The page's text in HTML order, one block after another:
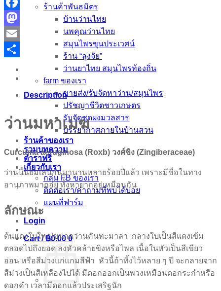
ร้านค้าพันธมิตร
บ้านว่านไทย
นพคุณว่านไทย
สมุนไพรขุนประเวศน์
ร้าน “ลุงจัย”
ว่านยาไทย สมุนไพรท้องถิ่น
farm ของเรา
ขายส่ง/รับจัดหาว่าน/สมุนไพร
ปรัชญาชีวิตชาวเกษตร
รับจัดชุดผงมวลสาร
บรรยากาศภายในบ้านสวน
ร้านค้าของเรา
รวมบทความ
ตำราฟรี
เกี่ยวกับเรา
กลุ่ม FB ของเรา
ติดต่อเรา/คำถามที่พบได้บ่อย
แผนที่ฟาร์ม
Login
Cart /฿0.00 0
Facebook
Mastodon
Email
Description
ว่านมหาเมฆ
Curcuma aeruginosa (Roxb) วงศ์ขิง (Zingiberaceae)
ว่านนี้นิยมเล่นกันมานานหลายร้อยปีแล้ว เพราะมีชื่อในทาง
อานุภาพมากอยู่ ทั้งหายากอยู่เหมือนกัน
ลักษณะ
ต้นแดงใบใหญ่ขนาดว่านคันทะมาลา กลางใบเป็นสีแดงเข้ม
ตลอดไปถึงยอด ลงหัวคล้ายขิงหรือไพล เนื้อในหัวเป็นสีเขียว
อ่อน หรือสีม่วงแก่แกมสีฟ้า หัวนี้ถ้าทิ้งไว้หลาย ๆ ปี จะกลายจาก
สีม่วงเป็นสีเหลืองไปได้ มีดอกออกเป็นพวงเหมือนดอกระกำหรือ
ดอกคำ เวลามีดอกแล้วประเสริฐนัก